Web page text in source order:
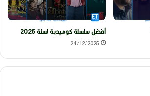
أفضل سلسلة كوميدية لسنة 2025
24/12/2025